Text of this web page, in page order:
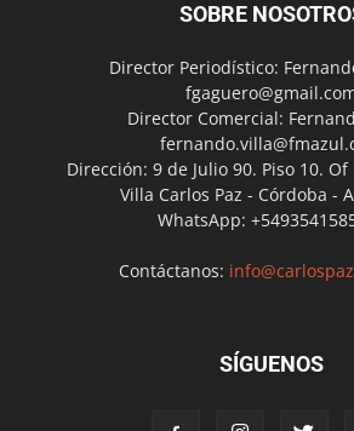
SOBRE
Director Periodístico:
Director Comercial:
Dirección: 9 de Julio 90. Piso 10. Of
Villa Carlos Paz - Córdoba -
WhatsApp:
Contáctanos:
SÍGUENOS